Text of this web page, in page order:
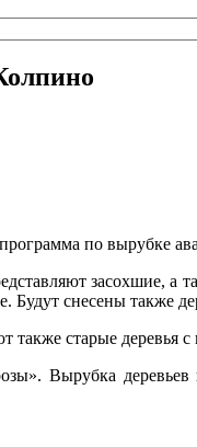
по вырубке
засохшие, а
Будут снесены также
также старые деревья
Вырубка